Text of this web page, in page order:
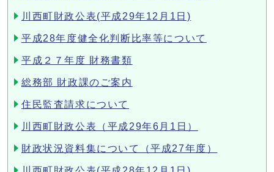
川西町財政公表(平成29年12月1日)
平成28年度健全化判断比率等について
平成２７年度 財務書類
総務部 財政課のご案内
住民監査請求について
川西町財政公表（平成29年6月1日）
財政状況資料集について（平成27年度）